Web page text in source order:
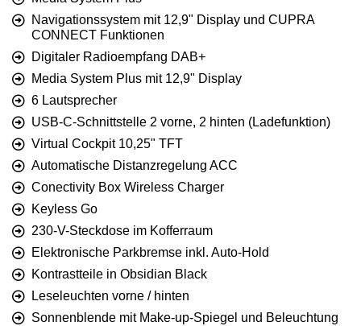
Navigationssystem mit 12,9" Display und CUPRA
CONNECT Funktionen
Digitaler Radioempfang DAB+
Media System Plus mit 12,9" Display
6 Lautsprecher
USB-C-Schnittstelle 2 vorne, 2 hinten (Ladefunktion)
Virtual Cockpit 10,25" TFT
Automatische Distanzregelung ACC
Conectivity Box Wireless Charger
Keyless Go
230-V-Steckdose im Kofferraum
Elektronische Parkbremse inkl. Auto-Hold
Kontrastteile in Obsidian Black
Leseleuchten vorne / hinten
Sonnenblende mit Make-up-Spiegel und Beleuchtung